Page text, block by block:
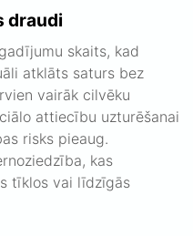
draudi
skaits, kad
atklāts saturs bez
vairāk cilvēku
attiecību uzturēšanai
risks pieaug.
kas
tīklos vai līdzīgās